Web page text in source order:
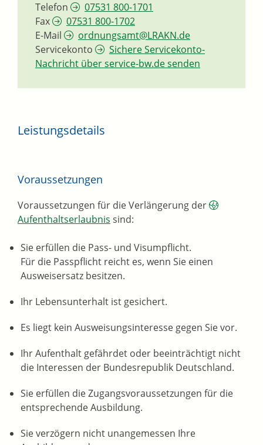
Telefon
07531 800-1701
Fax
07531 800-1702
E-Mail
ordnungsamt@LRAKN.de
Servicekonto
Sichere Servicekonto-
Nachricht über service-bw.de senden
Leistungsdetails
Voraussetzungen
Voraussetzungen für die Verlängerung der
Aufenthaltserlaubnis sind:
Sie erfüllen die Pass- und Visumpflicht.
Für die Passpflicht reicht es, wenn Sie einen
Ausweisersatz besitzen.
Ihr Lebensunterhalt ist gesichert.
Es liegt kein Ausweisungsinteresse gegen Sie vor.
Ihr Aufenthalt gefährdet oder beeinträchtigt nicht
die Interessen der Bundesrepublik Deutschland.
Sie erfüllen die Zugangsvoraussetzungen für die
entsprechende Ausbildung.
Sie verzögern nicht unangemessen Ihre